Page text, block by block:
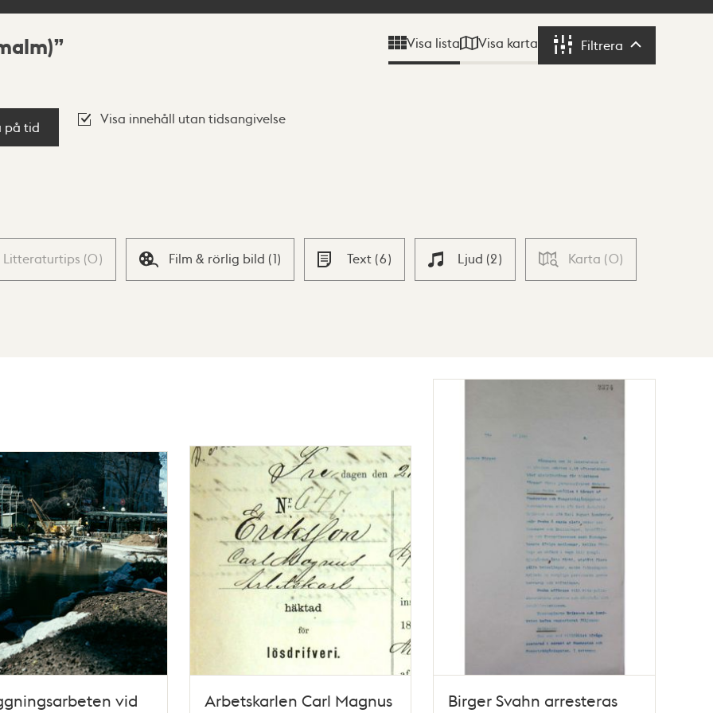
Visa lista Visa karta Filtrera Filtrera
på tid
Visa innehåll utan tidsangivelse
Litteraturtips (0) Film & rörlig bild (1) Text (6) Ljud (2) Karta (0)
vid
Arbetskarlen Carl Magnus
Birger Svahn arresteras